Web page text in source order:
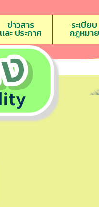
ข่าวสาร
เเละ ประกาศ
ระเบียบ
กฎหมาย